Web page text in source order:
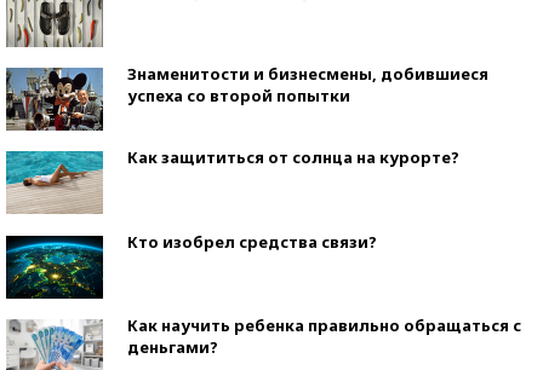
Знаменитости и бизнесмены, добившиеся
успеха со второй попытки
Как защититься от солнца на курорте?
Кто изобрел средства связи?
Как научить ребенка правильно обращаться с
деньгами?